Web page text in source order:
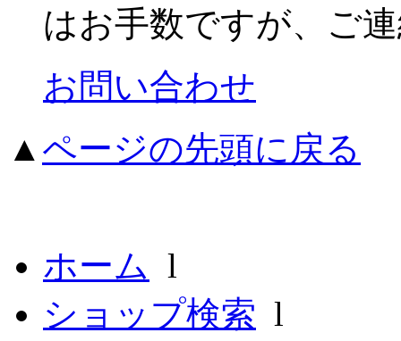
はお手数ですが、ご
お問い合わせ
▲ ページの先頭に戻る
ホーム l
ショップ検索 l